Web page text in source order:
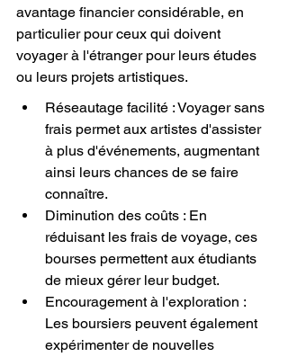
avantage financier considérable, en
particulier pour ceux qui doivent
voyager à l'étranger pour leurs études
ou leurs projets artistiques.
Réseautage facilité : Voyager sans
frais permet aux artistes d'assister
à plus d'événements, augmentant
ainsi leurs chances de se faire
connaître.
Diminution des coûts : En
réduisant les frais de voyage, ces
bourses permettent aux étudiants
de mieux gérer leur budget.
Encouragement à l'exploration :
Les boursiers peuvent également
expérimenter de nouvelles